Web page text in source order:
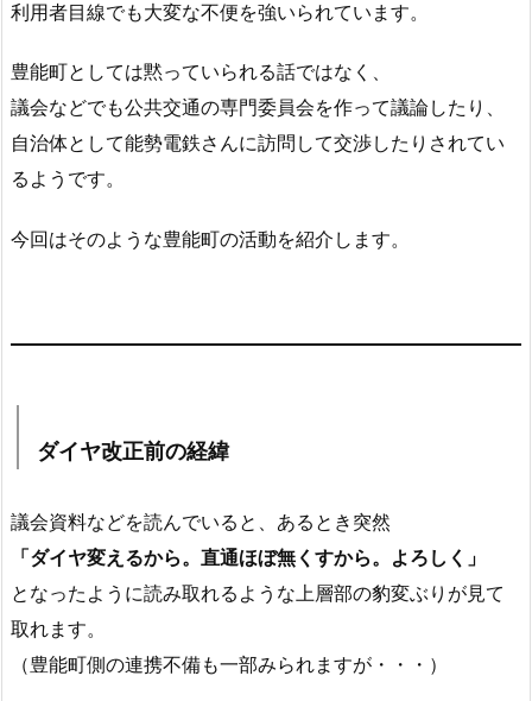
利用者目線でも大変な不便を強いられています。
豊能町としては黙っていられる話ではなく、
議会などでも公共交通の専門委員会を作って議論したり、
自治体として能勢電鉄さんに訪問して交渉したりされてい
るようです。
今回はそのような豊能町の活動を紹介します。
ダイヤ改正前の経緯
議会資料などを読んでいると、あるとき突然
「ダイヤ変えるから。直通ほぼ無くすから。よろしく」
となったように読み取れるような上層部の豹変ぶりが見て
取れます。
（豊能町側の連携不備も一部みられますが・・・）